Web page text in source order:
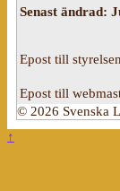
Senast ändrad:
Epost till
Epost till
© 2026 Svenska
↑